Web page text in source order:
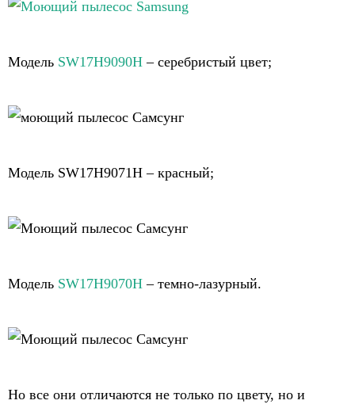
Модель SW17H9090H – серебристый цвет;
Модель SW17H9071H – красный;
Модель SW17H9070H – темно-лазурный.
Но все они отличаются не только по цвету, но и